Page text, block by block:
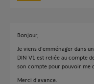
Bonjour,
Je viens d'emménager dans
DIN V1 est reliée au compte
son compte pour pouvoir me
Merci d'avance.